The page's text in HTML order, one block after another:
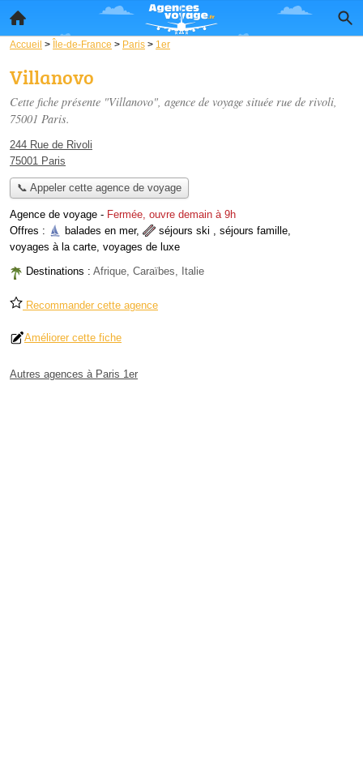
Accueil > Île-de-France > Paris > 1er
Villanovo
Cette fiche présente "Villanovo", agence de voyage située rue de rivoli,
75001 Paris.
244 Rue de Rivoli
75001 Paris
📞 Appeler cette agence de voyage
Agence de voyage - Fermée, ouvre demain à 9h
Offres :
balades en mer, séjours ski , séjours famille,
voyages à la carte, voyages de luxe
Destinations : Afrique, Caraïbes, Italie
Recommander cette agence
Améliorer cette fiche
Autres agences à Paris 1er